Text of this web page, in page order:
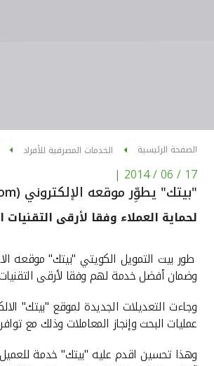
الصفحة الرئيسية الخدمات المصرفية للأفراد
17 / 06 / 2014
|
"بيتك" يطوِّر موقعه الإلكتروني (Kfh.com)
لحماية العملاء وفقا لأرقى التقنيات
طور بيت التمويل الكويتي "بيتك" موقعه
وضمان أفضل خدمة لهم وفقا لأرقى التقنيات
وجاءت التعديلات الجديدة لموقع "بيتك"
عمليات البحث وإنجاز المعاملات وذلك مع
وهذا تحسين اقدم عليه "بيتك" خدمة